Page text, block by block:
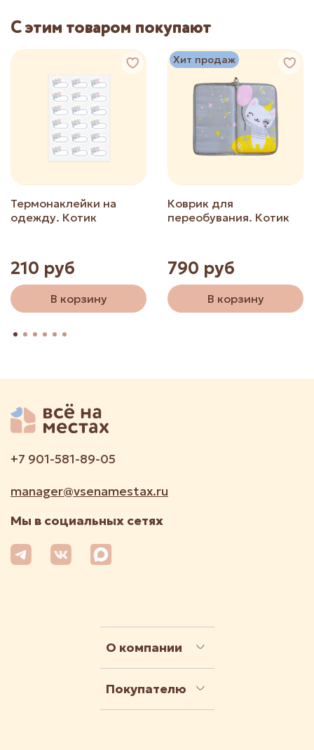
С этим товаром покупают
Термонаклейки на
одежду. Котик
210 руб
В корзину
Хит продаж
Коврик для
переобувания. Котик
790 руб
В корзину
О компании
Покупателю
+7 901-581-89-05
manager@vsenamestax.ru
Мы в социальных сетях